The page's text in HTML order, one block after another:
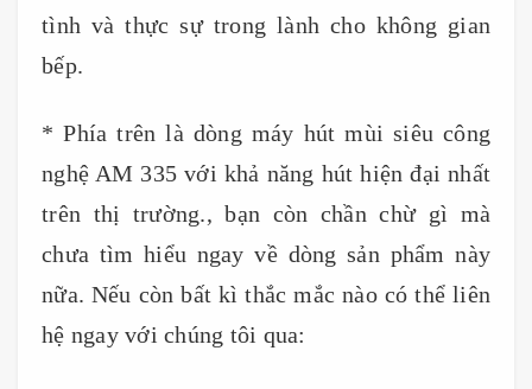
tình và thực sự trong lành cho không gian
bếp.
* Phía trên là dòng máy hút mùi siêu công
nghệ AM 335 với khả năng hút hiện đại nhất
trên thị trường., bạn còn chần chừ gì mà
chưa tìm hiểu ngay về dòng sản phẩm này
nữa. Nếu còn bất kì thắc mắc nào có thể liên
hệ ngay với chúng tôi qua: